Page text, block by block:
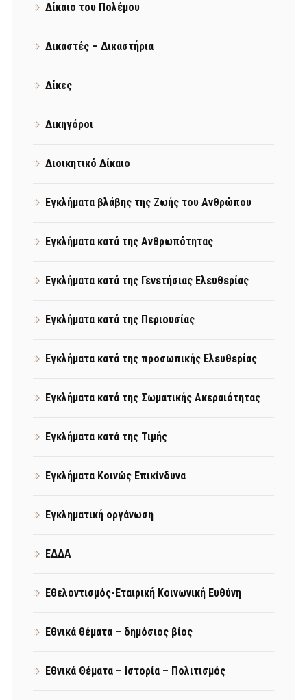
Δίκαιο του Πολέμου
Δικαστές – Δικαστήρια
Δίκες
Δικηγόροι
Διοικητικό Δίκαιο
Εγκλήματα βλάβης της Ζωής του Ανθρώπου
Εγκλήματα κατά της Ανθρωπότητας
Εγκλήματα κατά της Γενετήσιας Ελευθερίας
Εγκλήματα κατά της Περιουσίας
Εγκλήματα κατά της προσωπικής Ελευθερίας
Εγκλήματα κατά της Σωματικής Ακεραιότητας
Εγκλήματα κατά της Τιμής
Εγκλήματα Κοινώς Επικίνδυνα
Εγκληματική οργάνωση
ΕΔΔΑ
Εθελοντισμός-Εταιρική Κοινωνική Ευθύνη
Εθνικά θέματα – δημόσιος βίος
Εθνικά Θέματα – Ιστορία – Πολιτισμός